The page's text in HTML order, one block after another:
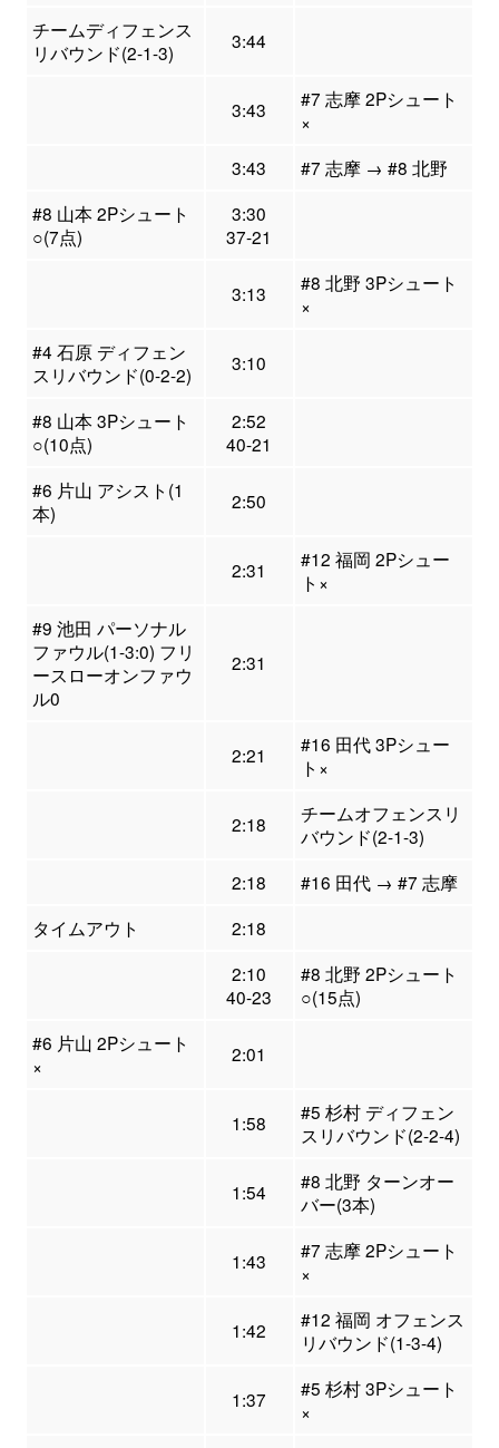
チームディフェンス
リバウンド(2-1-3)
3:44
3:43
#7 志摩 2Pシュート
×
3:43
#7 志摩 → #8 北野
#8 山本 2Pシュート
○(7点)
3:30
37-21
3:13
#8 北野 3Pシュート
×
#4 石原 ディフェン
スリバウンド(0-2-2)
3:10
#8 山本 3Pシュート
○(10点)
2:52
40-21
#6 片山 アシスト(1
本)
2:50
2:31
#12 福岡 2Pシュー
ト×
#9 池田 パーソナル
ファウル(1-3:0) フリ
ースローオンファウ
ル0
2:31
2:21
#16 田代 3Pシュー
ト×
2:18
チームオフェンスリ
バウンド(2-1-3)
2:18
#16 田代 → #7 志摩
タイムアウト
2:18
2:10
40-23
#8 北野 2Pシュート
○(15点)
#6 片山 2Pシュート
×
2:01
1:58
#5 杉村 ディフェン
スリバウンド(2-2-4)
1:54
#8 北野 ターンオー
バー(3本)
1:43
#7 志摩 2Pシュート
×
1:42
#12 福岡 オフェンス
リバウンド(1-3-4)
1:37
#5 杉村 3Pシュート
×